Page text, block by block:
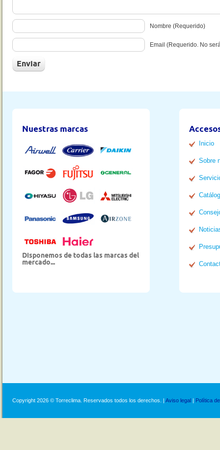
Nombre (Requerido)
Email (Requerido. No
Nuestras marcas
Disponemos de todas las marcas del
mercado...
Inicio
Sobre
Copyright 2026 © Torreclima. Reservados todos los derechos. | Aviso legal | Política